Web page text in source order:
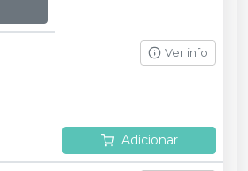
Ver info
Adicionar